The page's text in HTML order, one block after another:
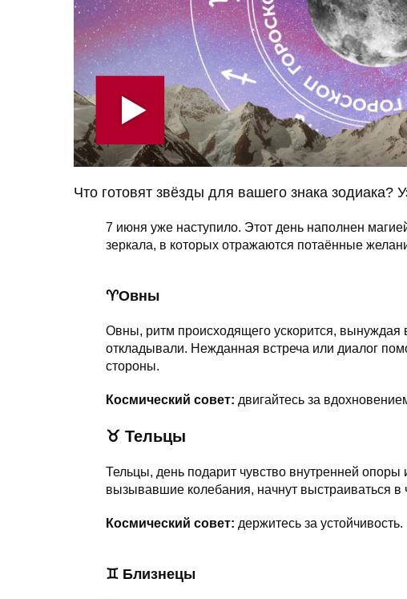
Что готовят звёзды для вашего знака зодиака?
7 июня уже наступило. Этот день наполнен
зеркала, в которых отражаются потаённые
♈️Овны
Овны, ритм происходящего ускорится,
откладывали. Нежданная встреча или диалог
стороны.
Космический совет: двигайтесь за
♉ Тельцы
Тельцы, день подарит чувство внутренней
вызывавшие колебания, начнут выстраиваться в
Космический совет: держитесь за устойчивость.
♊ Близнецы